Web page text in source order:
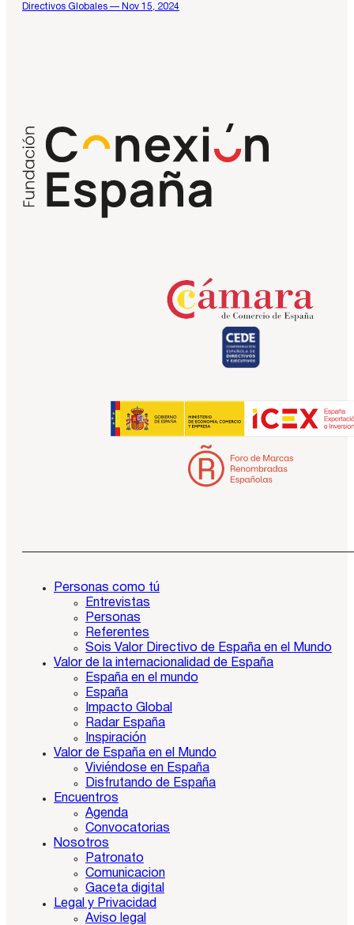
Directivos Globales — Nov 15, 2024
Personas como tú
Entrevistas
Personas
Referentes
Sois Valor Directivo de España en el Mundo
Valor de la internacionalidad de España
España en el mundo
España
Impacto Global
Radar España
Inspiración
Valor de España en el Mundo
Viviéndose en España
Disfrutando de España
Encuentros
Agenda
Convocatorias
Nosotros
Patronato
Comunicacion
Gaceta digital
Legal y Privacidad
Aviso legal